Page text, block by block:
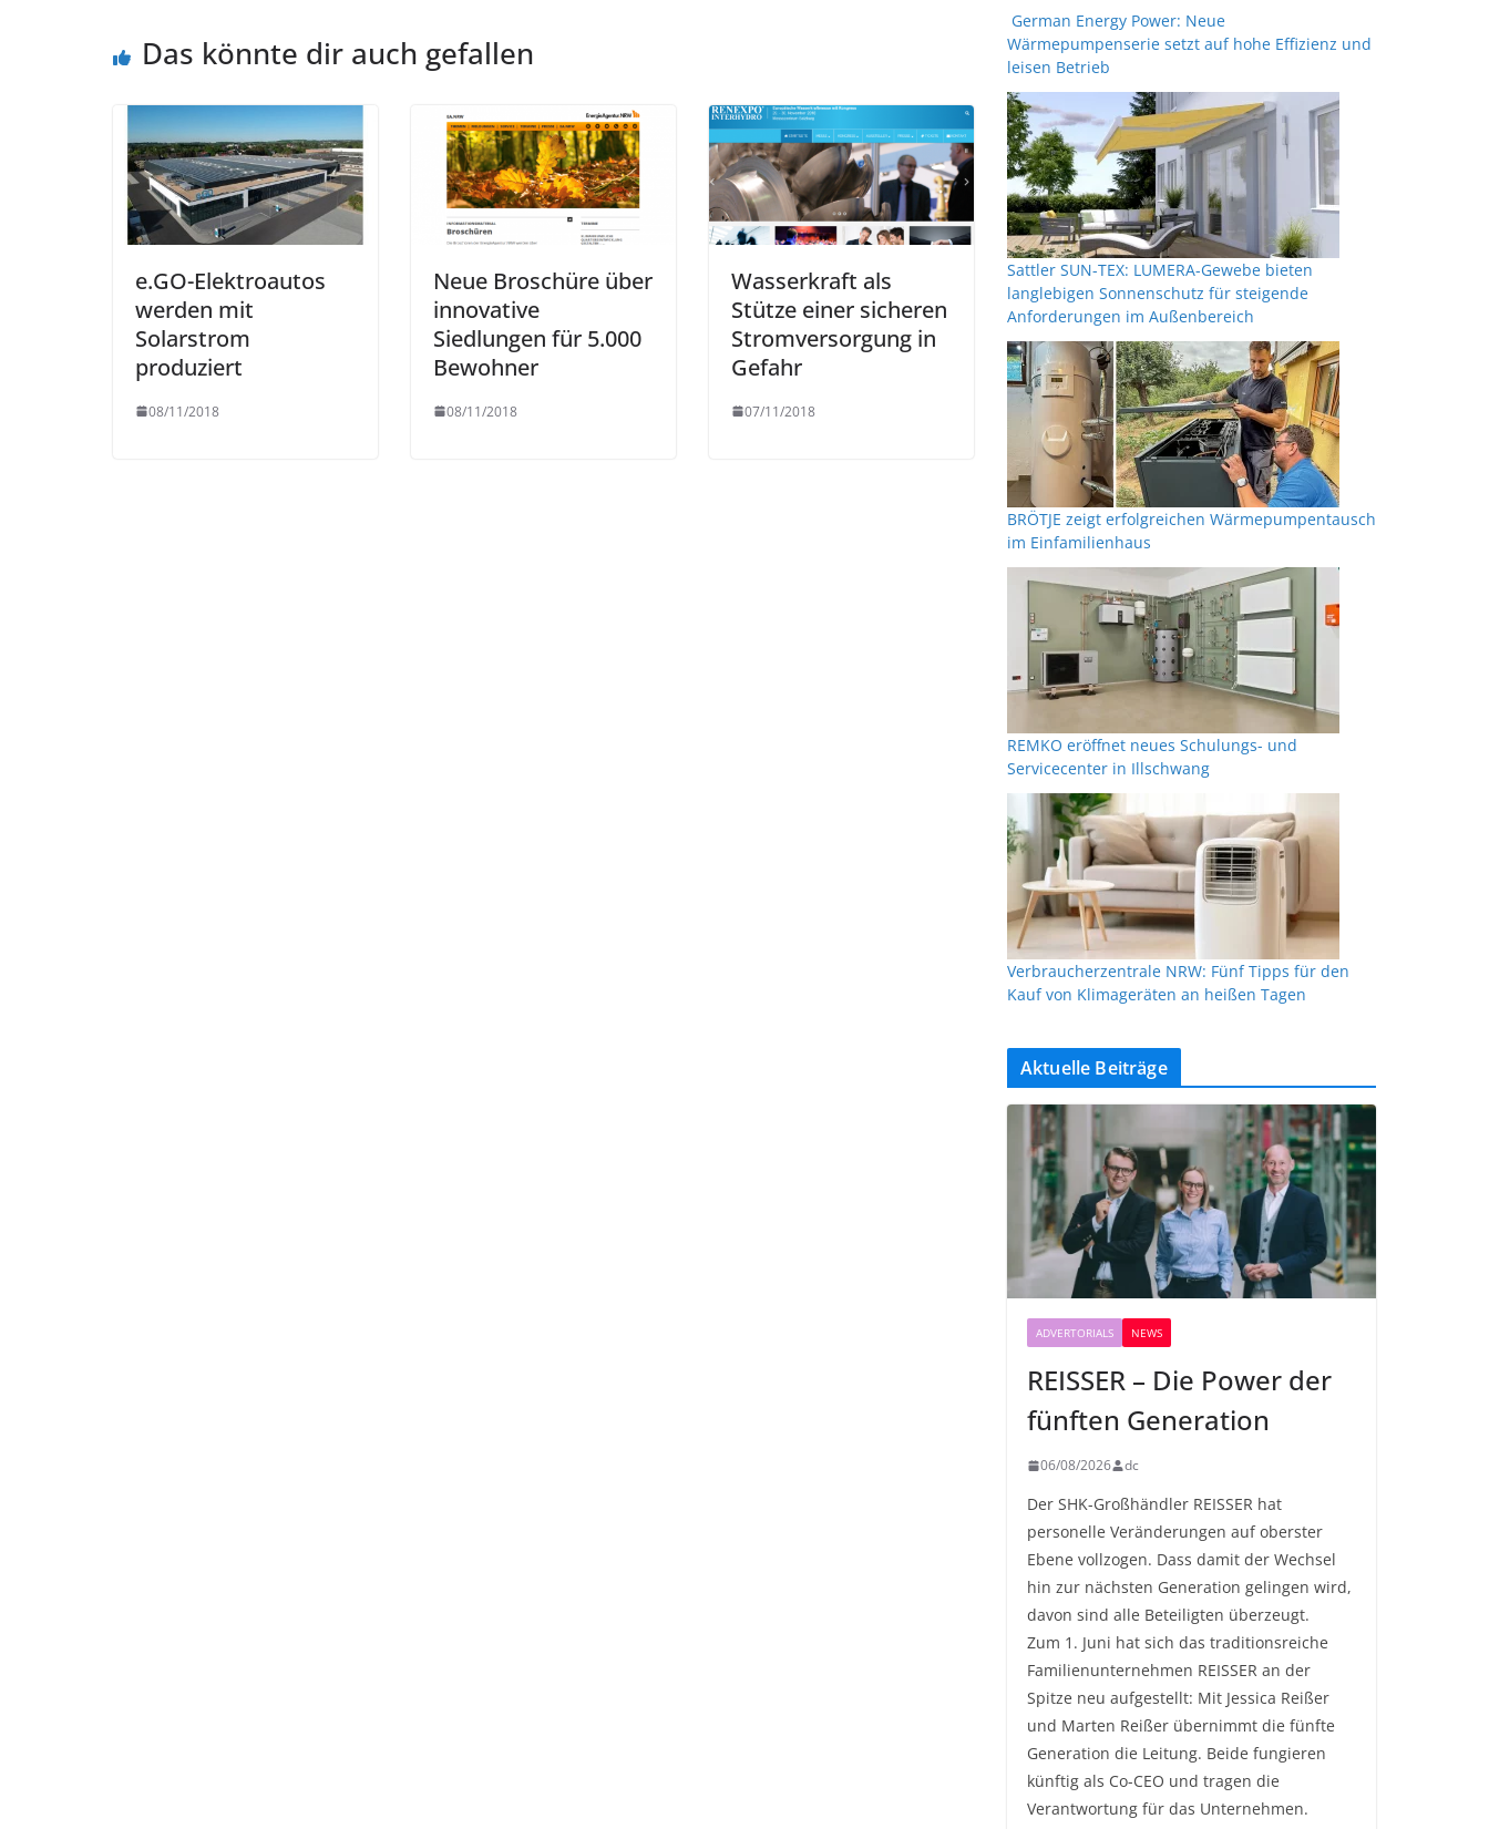
Das könnte dir auch gefallen
e.GO-Elektroautos
werden mit
Solarstrom
produziert
08/11/2018
Neue Broschüre über
innovative
Siedlungen für 5.000
Bewohner
08/11/2018
Wasserkraft als
Stütze einer sicheren
Stromversorgung in
Gefahr
07/11/2018
German Energy Power: Neue
Wärmepumpenserie setzt auf hohe Effizienz und
leisen Betrieb
Sattler SUN-TEX: LUMERA-Gewebe bieten
langlebigen Sonnenschutz für steigende
Anforderungen im Außenbereich
BRÖTJE zeigt erfolgreichen Wärmepumpentausch
im Einfamilienhaus
REMKO eröffnet neues Schulungs- und
Servicecenter in Illschwang
Verbraucherzentrale NRW: Fünf Tipps für den
Kauf von Klimageräten an heißen Tagen
Aktuelle Beiträge
ADVERTORIALS NEWS
REISSER – Die Power der
fünften Generation
06/08/2026 dc
Der SHK-Großhändler REISSER hat
personelle Veränderungen auf oberster
Ebene vollzogen. Dass damit der Wechsel
hin zur nächsten Generation gelingen wird,
davon sind alle Beteiligten überzeugt.
Zum 1. Juni hat sich das traditionsreiche
Familienunternehmen REISSER an der
Spitze neu aufgestellt: Mit Jessica Reißer
und Marten Reißer übernimmt die fünfte
Generation die Leitung. Beide fungieren
künftig als Co-CEO und tragen die
Verantwortung für das Unternehmen.